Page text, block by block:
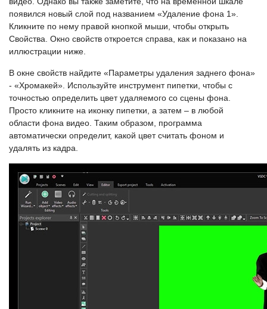
появился новый слой под названием «Удаление фона 1».
Кликните по нему правой кнопкой мыши, чтобы открыть
Свойства. Окно свойств откроется справа, как и показано на
иллюстрации ниже.
В окне свойств найдите «Параметры удаления заднего фона»
- «Хромакей». Используйте инструмент пипетки, чтобы с
точностью определить цвет удаляемого со сцены фона.
Просто кликните на иконку пипетки, а затем – в любой
области фона видео. Таким образом, программа
автоматически определит, какой цвет считать фоном и
удалять из кадра.